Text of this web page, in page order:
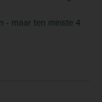
- maar ten minste 4